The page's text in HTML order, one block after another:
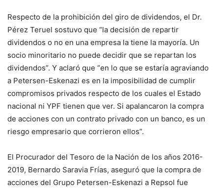
Respecto de la prohibición del giro de dividendos, el Dr.
Pérez Teruel sostuvo que “la decisión de repartir
dividendos o no en una empresa la tiene la mayoría. Un
socio minoritario no puede decidir que se repartan los
dividendos”. Y aclaró que “en lo que se estaría agraviando
a Petersen-Eskenazi es en la imposibilidad de cumplir
compromisos privados respecto de los cuales el Estado
nacional ni YPF tienen que ver. Si apalancaron la compra
de acciones con un contrato privado con un banco, es un
riesgo empresario que corrieron ellos”.
El Procurador del Tesoro de la Nación de los años 2016-
2019, Bernardo Saravia Frías, aseguró que la compra de
acciones del Grupo Petersen-Eskenazi a Repsol fue